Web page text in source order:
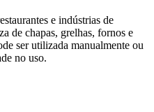
e indústrias de
de chapas, grelhas, fornos e
ser utilizada manualmente ou
no uso.